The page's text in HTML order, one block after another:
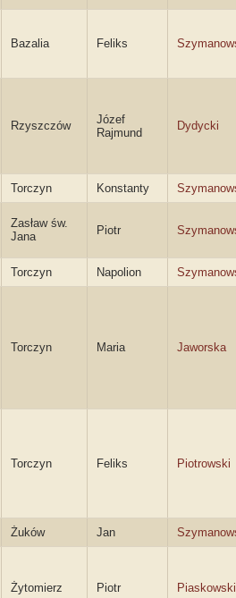
Bazalia Feliks
Rzyszczów
Józef
Rajmund
Dydycki
Torczyn Konstanty
Zasław św.
Jana
Piotr
Torczyn Napolion
Torczyn Maria Jaworska
Torczyn Feliks Piotrowski
Żuków Jan
Żytomierz Piotr Piaskowski